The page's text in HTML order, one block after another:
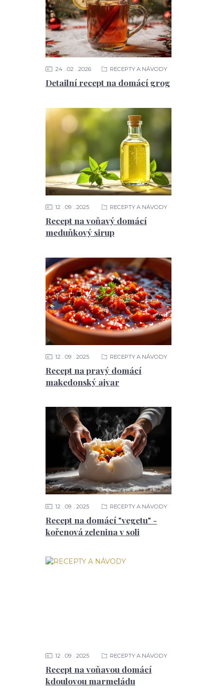
Detailní recept na domácí grog
24 02 2026 RECEPTY A NÁVODY
Recept na voňavý domácí
meduňkový sirup
12 09 2025 RECEPTY A NÁVODY
Recept na pravý domácí
makedonský ajvar
12 09 2025 RECEPTY A NÁVODY
Recept na domácí "vegetu" -
kořenová zelenina v soli
12 09 2025 RECEPTY A NÁVODY
Recept na voňavou domácí
kdoulovou marmeládu
12 09 2025 RECEPTY A NÁVODY